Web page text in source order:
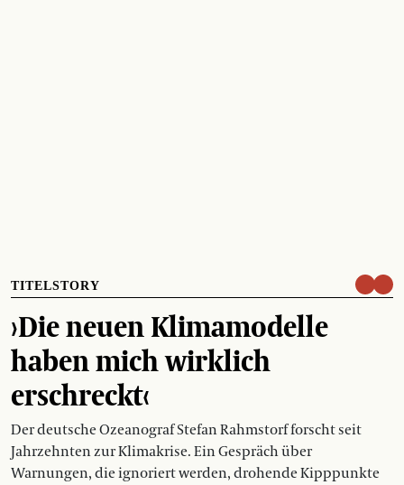
TITELSTORY
›Die neuen Klimamodelle
haben mich wirklich
erschreckt‹
Der deutsche Ozeanograf Stefan Rahmstorf forscht seit
Jahrzehnten zur Klimakrise. Ein Gespräch über
Warnungen, die ignoriert werden, drohende Kipppunkte